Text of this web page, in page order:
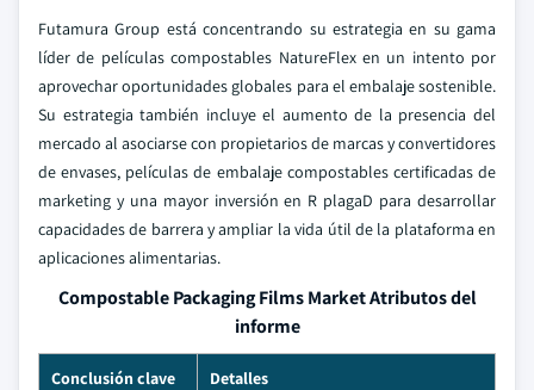
Futamura Group está concentrando su estrategia en su gama
líder de películas compostables NatureFlex en un intento por
aprovechar oportunidades globales para el embalaje sostenible.
Su estrategia también incluye el aumento de la presencia del
mercado al asociarse con propietarios de marcas y convertidores
de envases, películas de embalaje compostables certificadas de
marketing y una mayor inversión en R plagaD para desarrollar
capacidades de barrera y ampliar la vida útil de la plataforma en
aplicaciones alimentarias.
Compostable Packaging Films Market Atributos del
informe
Conclusión clave Detalles